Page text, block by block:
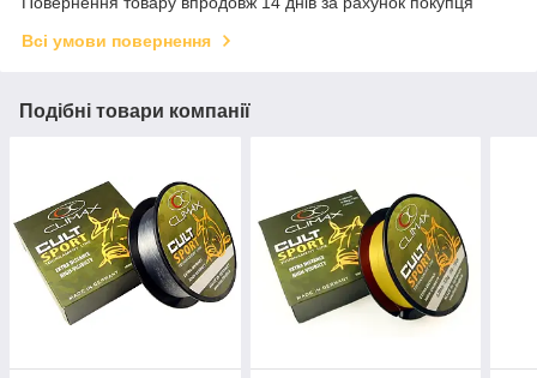
Всі умови повернення
Подібні товари компанії